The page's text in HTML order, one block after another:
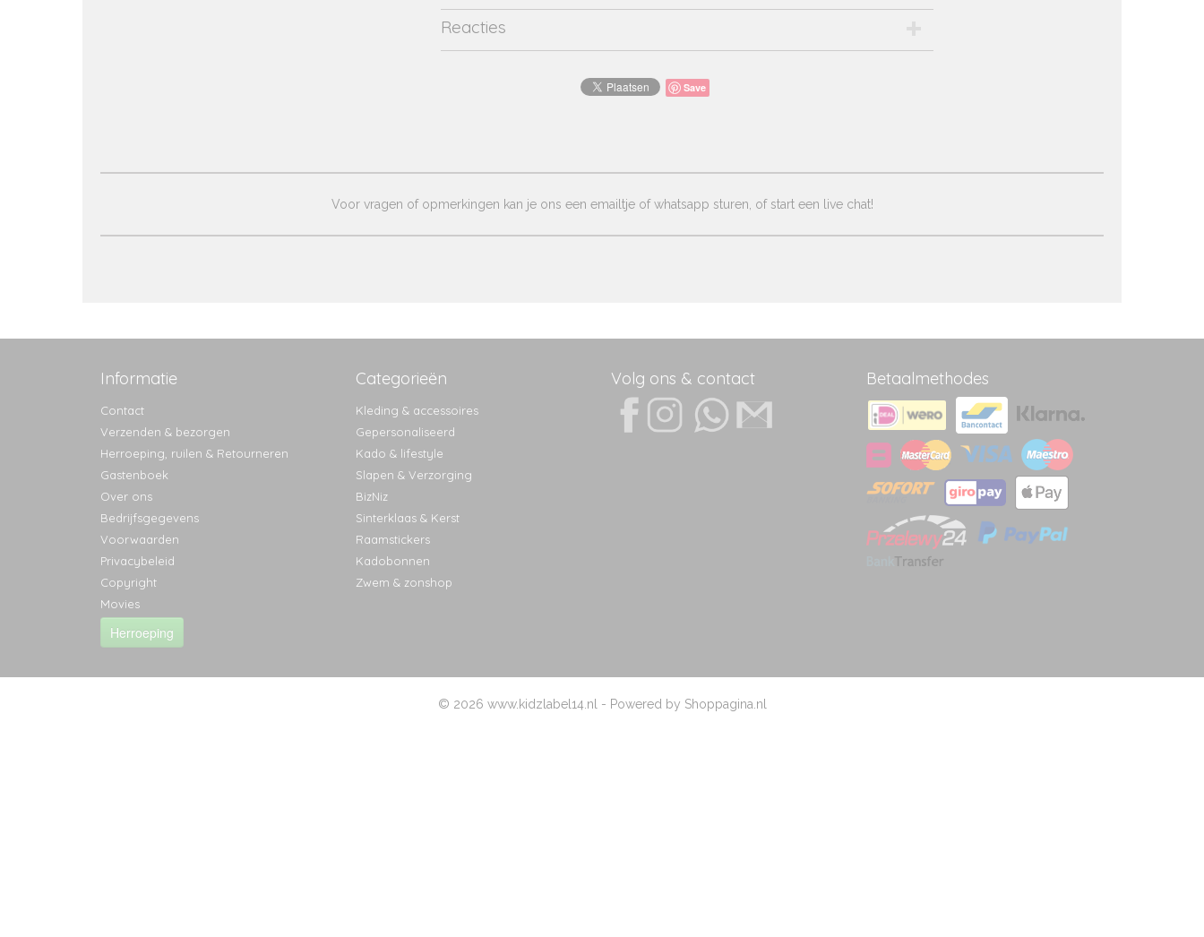
Reacties
Save
Voor vragen of opmerkingen kan je ons een emailtje of whatsapp sturen, of start een live chat!
Informatie
Contact
Verzenden & bezorgen
Herroeping, ruilen & Retourneren
Gastenboek
Over ons
Bedrijfsgegevens
Voorwaarden
Privacybeleid
Copyright
Movies
Herroeping
Categorieën
Kleding & accessoires
Gepersonaliseerd
Kado & lifestyle
Slapen & Verzorging
BizNiz
Sinterklaas & Kerst
Raamstickers
Kadobonnen
Zwem & zonshop
Volg ons & contact Betaalmethodes
© 2026 www.kidzlabel14.nl - Powered by Shoppagina.nl